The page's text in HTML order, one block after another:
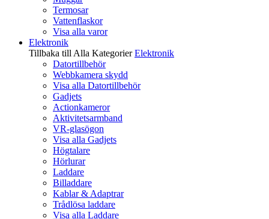
Termosar
Vattenflaskor
Visa alla varor
Elektronik
Tillbaka till Alla Kategorier Elektronik
Datortillbehör
Webbkamera skydd
Visa alla Datortillbehör
Gadjets
Actionkameror
Aktivitetsarmband
VR-glasögon
Visa alla Gadjets
Högtalare
Hörlurar
Laddare
Billaddare
Kablar & Adaptrar
Trådlösa laddare
Visa alla Laddare